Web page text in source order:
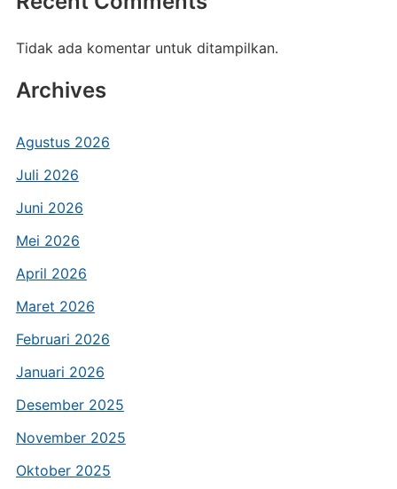
Tidak ada komentar untuk ditampilkan.
Archives
Agustus 2026
Juli 2026
Juni 2026
Mei 2026
April 2026
Maret 2026
Februari 2026
Januari 2026
Desember 2025
November 2025
Oktober 2025